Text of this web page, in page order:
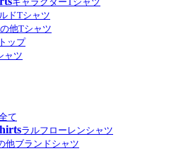
ドTシャツ
他Tシャツ
ップ
ャツ
て
ラルフローレンシャツ
他ブランドシャツ